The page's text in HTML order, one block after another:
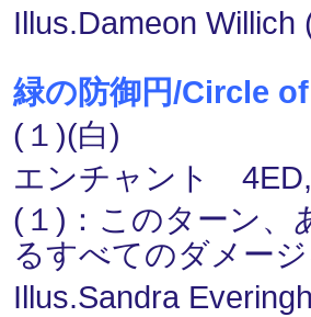
Illus.Dameon Willich
緑の防御円/Circle
(１)(白)
エンチャント
(１)：このターン、
るすべてのダメー
Illus.Sandra